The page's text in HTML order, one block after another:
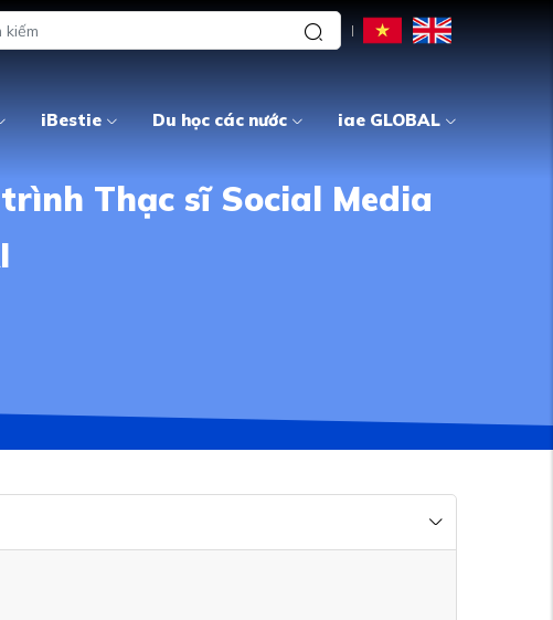
iBestie Du học các nước iae GLOBAL
Thạc sĩ Social Media